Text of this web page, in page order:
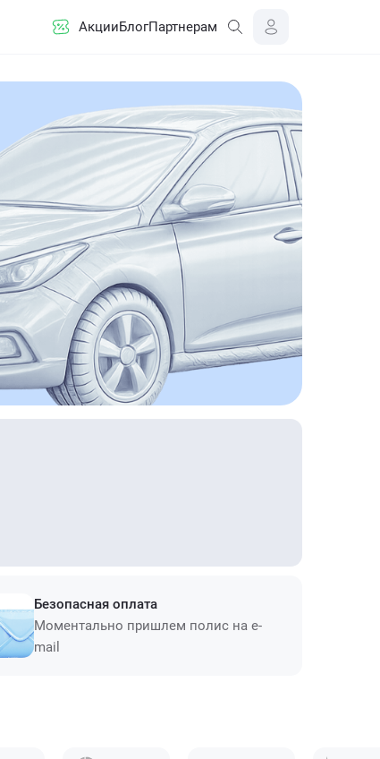
АкцииБлогПартнерам
Безопасная оплата
Моментально пришлем полис на e-
mail